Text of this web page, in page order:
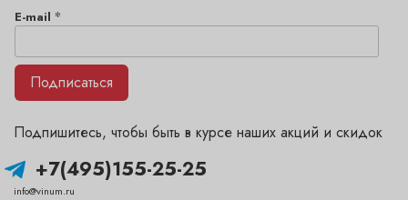
+7(495)155-25-25
info@vinum.ru
Подпишитесь, чтобы быть в курсе наших акций и скидок
E-mail *
Подписаться